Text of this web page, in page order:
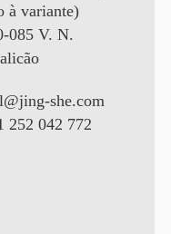
à variante)
085 V. N.
she.com
252 042 772